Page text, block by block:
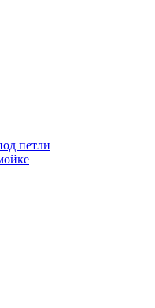
петли